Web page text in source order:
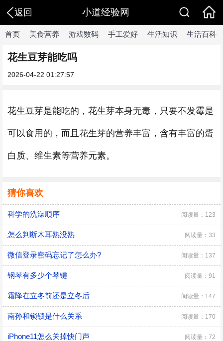
返回 小道经验网
首页 美食营养 游戏数码 手工爱好 生活知识 生活百科
花生豆芽能吃吗
2026-04-22 01:27:57
花生豆芽是能吃的，花生芽本身无毒，只要不发霉是
可以食用的，而且花生芽的营养丰富，含有丰富的蛋
白质、维生素等营养元素。
猜你喜欢
科学的洗澡顺序 阅读量：123
怎么判断木耳熟没熟 阅读量：33
微信登录密码忘记了怎么办? 阅读量：137
钢琴有多少个琴键 阅读量：91
霜降在立冬前还是立冬后 阅读量：147
南孙和锁锁是什么关系 阅读量：170
iPhone11怎么关掉快门声 阅读量：72